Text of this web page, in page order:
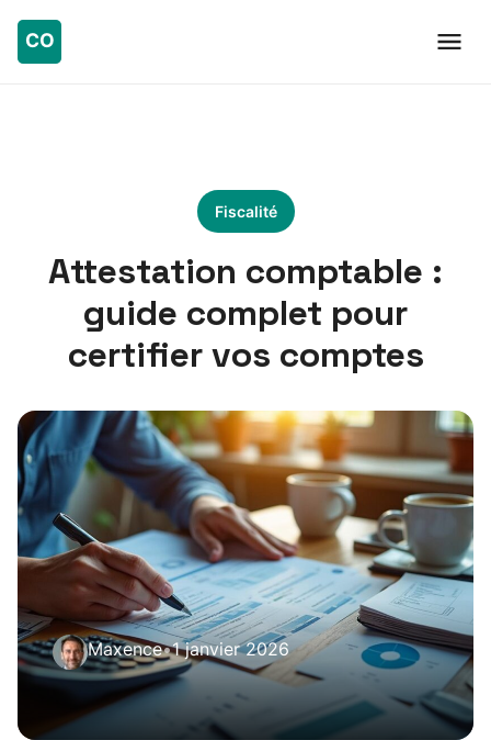
Fiscalité
Attestation comptable :
guide complet pour
certifier vos comptes
Maxence•1 janvier 2026